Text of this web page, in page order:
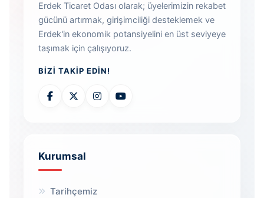
Erdek Ticaret Odası olarak; üyelerimizin rekabet
gücünü artırmak, girişimciliği desteklemek ve
Erdek'in ekonomik potansiyelini en üst seviyeye
taşımak için çalışıyoruz.
BIZI TAKIP EDIN!
Kurumsal
Tarihçemiz